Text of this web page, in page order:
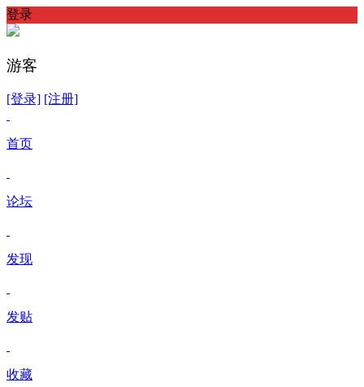
登录
游客
[登录] [注册]
首页
论坛
发现
发贴
收藏